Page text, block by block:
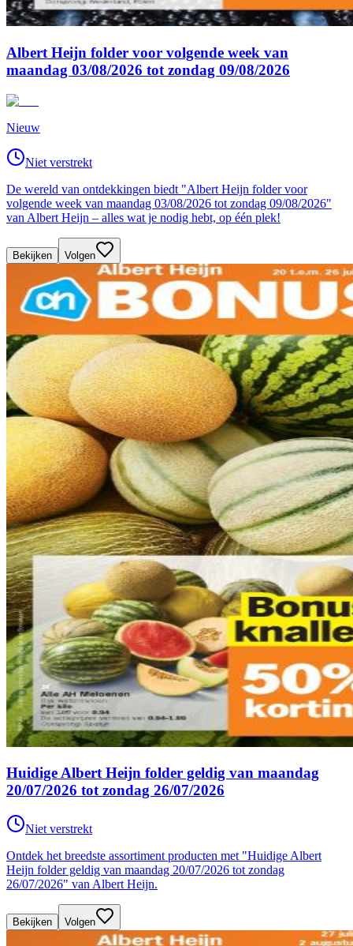
Albert Heijn folder voor volgende week van
maandag 03/08/2026 tot zondag 09/08/2026
Nieuw
Niet verstrekt
De wereld van ontdekkingen biedt "Albert Heijn folder voor
volgende week van maandag 03/08/2026 tot zondag 09/08/2026"
van Albert Heijn – alles wat je nodig hebt, op één plek!
Bekijken Volgen
Huidige Albert Heijn folder geldig van maandag
20/07/2026 tot zondag 26/07/2026
Niet verstrekt
Ontdek het breedste assortiment producten met "Huidige Albert
Heijn folder geldig van maandag 20/07/2026 tot zondag
26/07/2026" van Albert Heijn.
Bekijken Volgen